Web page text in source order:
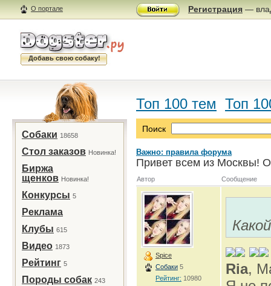
О портале Регистрация —
Добавь свою собаку!
Собаки 18658
Стол заказов Новинка!
Биржа
щенков Новинка!
Конкурсы 5
Реклама
Клубы 615
Видео 1873
Рейтинг 5
Породы собак 243
Топ 100 тем Топ
Поиск
Важно: правила форума
Привет всем из Москвы!
Автор Сообщение
Spice
Собаки 5
Рейтинг: 10980
Ria,